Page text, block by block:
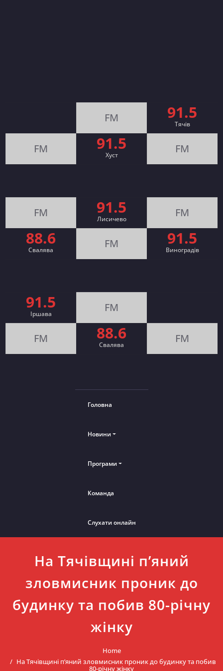
FM 91.5
Тячів
FM 91.5
Хуст FM
FM 91.5
Лисичево FM
88.6
Свалява FM 91.5
Виноградів
91.5
Іршава FM
FM 88.6
Cвалява FM
Головна
Новини
Програми
Команда
Слухати онлайн
На Тячівщині п’яний
зловмисник проник до
будинку та побив 80-річну
жінку
Home
На Тячівщині п’яний зловмисник проник до будинку та побив
80-річну жінку